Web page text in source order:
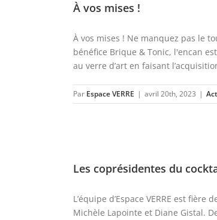
À vos mises !
À vos mises ! Ne manquez pas le
bénéfice Brique & Tonic, l'encan
au verre d’art en faisant
Par Espace VERRE | avril 20th, 2023 |
Les coprésidentes du
L’équipe d’Espace VERRE est
Michèle Lapointe et Diane Gistal.